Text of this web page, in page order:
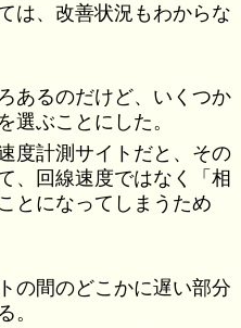
は、改善状況もわからな
あるのだけど、いくつか
選ぶことにした。
度計測サイトだと、その
、回線速度ではなく「相
とになってしまうため
の間のどこかに遅い部分
。